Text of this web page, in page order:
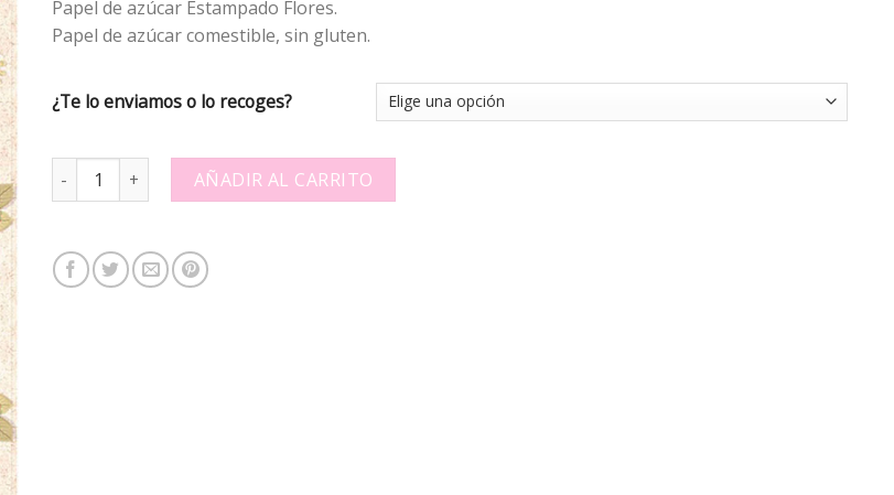
Papel de azúcar Estampado Flores.
Papel de azúcar comestible, sin gluten.
¿Te lo enviamos o lo recoges?
Papel de azúcar Estampado 304139 quantity
AÑADIR AL CARRITO